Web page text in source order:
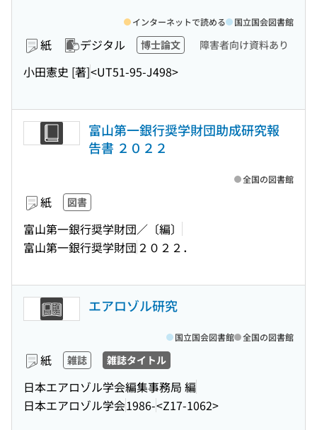
紙 デジタル 博士論文 障害者向け資料あり
小田憲史 [著]<UT51-95-J498>
インターネットで読める 国立国会図書館
富山第一銀行奨学財団助成研究報
告書 ２０２２
紙 図書
富山第一銀行奨学財団／〔編〕
富山第一銀行奨学財団 ２０２２．
全国の図書館
エアロゾル研究
紙 雑誌 雑誌タイトル
日本エアロゾル学会編集事務局 編
日本エアロゾル学会1986-<Z17-1062>
国立国会図書館 全国の図書館